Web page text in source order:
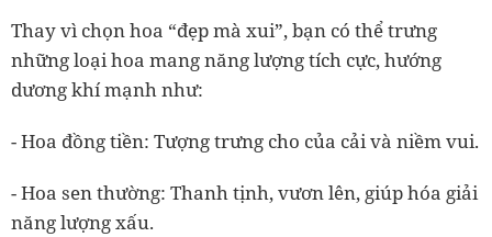
Thay vì chọn hoa “đẹp mà xui”, bạn có thể trưng
những loạihoa mang năng lượng tích cực, hướng
dương khí mạnhnhư:
- Hoa đồng tiền: Tượng trưng cho của cải và niềm vui.
- Hoa sen thường: Thanh tịnh, vươn lên, giúp hóa giải
năng lượng xấu.